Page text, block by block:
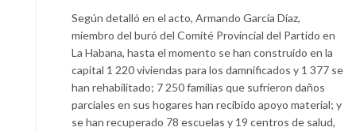
Según detalló en el acto, Armando García Díaz,
miembro del buró del Comité Provincial del Partido en
La Habana, hasta el momento se han construido en la
capital 1 220 viviendas para los damnificados y 1 377 se
han rehabilitado; 7 250 familias que sufrieron daños
parciales en sus hogares han recibido apoyo material; y
se han recuperado 78 escuelas y 19 centros de salud,